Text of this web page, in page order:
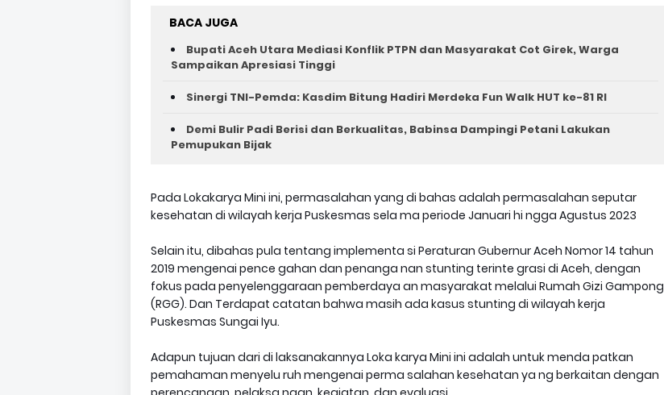
BACA JUGA
Bupati Aceh Utara Mediasi Konflik PTPN dan Masyarakat Cot Girek, Warga
Sampaikan Apresiasi Tinggi
Sinergi TNI-Pemda: Kasdim Bitung Hadiri Merdeka Fun Walk HUT ke-81 RI
Demi Bulir Padi Berisi dan Berkualitas, Babinsa Dampingi Petani Lakukan
Pemupukan Bijak
Pada Lokakarya Mini ini, permasalahan yang di bahas adalah permasalahan seputar
kesehatan di wilayah kerja Puskesmas sela ma periode Januari hi ngga Agustus 2023
Selain itu, dibahas pula tentang implementa si Peraturan Gubernur Aceh Nomor 14 tahun
2019 mengenai pence gahan dan penanga nan stunting terinte grasi di Aceh, dengan
fokus pada penyelenggaraan pemberdaya an masyarakat melalui Rumah Gizi Gampong
(RGG). Dan Terdapat catatan bahwa masih ada kasus stunting di wilayah kerja
Puskesmas Sungai Iyu.
Adapun tujuan dari di laksanakannya Loka karya Mini ini adalah untuk menda patkan
pemahaman menyelu ruh mengenai perma salahan kesehatan ya ng berkaitan dengan